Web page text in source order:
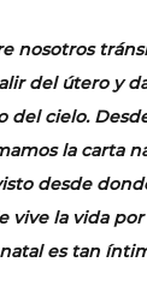
nosotros
del útero y
cielo.
la carta
desde
vive la vida
es tan